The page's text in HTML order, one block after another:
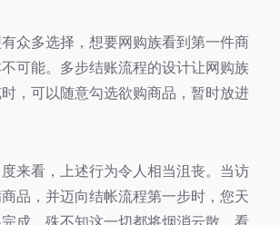
众多选择，想要网购族看到第一件商
可能。多步结账流程的设计让网购族
，可以随意勾选欲购商品，暂时放进
来看，上述行为令人相当沮丧。当访
品，并迈向结帐流程第一步时，您天